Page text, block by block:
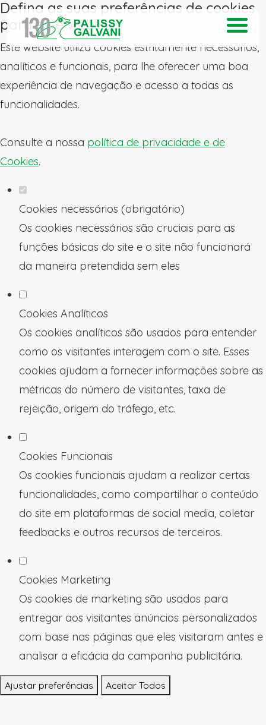
Defina as suas preferências de cookies
para este website.
Este website utiliza cookies estritamente necessários,
analíticos e funcionais, para lhe oferecer uma boa
experiência de navegação e acesso a todas as
funcionalidades.
Consulte a nossa política de privacidade e de
Cookies.
Cookies necessários (obrigatório)
Os cookies necessários são cruciais para as
funções básicas do site e o site não funcionará
da maneira pretendida sem eles
Cookies Analíticos
Os cookies analíticos são usados para entender
como os visitantes interagem com o site. Esses
cookies ajudam a fornecer informações sobre as
métricas do número de visitantes, taxa de
rejeição, origem do tráfego, etc.
Cookies Funcionais
Os cookies funcionais ajudam a realizar certas
funcionalidades, como compartilhar o conteúdo
do site em plataformas de social media, coletar
feedbacks e outros recursos de terceiros.
Cookies Marketing
Os cookies de marketing são usados para
entregar aos visitantes anúncios personalizados
com base nas páginas que eles visitaram antes e
analisar a eficácia da campanha publicitária.
Ajustar preferências Aceitar Todos